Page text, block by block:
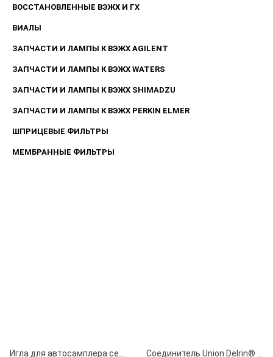
ВОССТАНОВЛЕННЫЕ ВЭЖХ И ГХ
ВИАЛЫ
ЗАПЧАСТИ И ЛАМПЫ К ВЭЖХ AGILENT
ЗАПЧАСТИ И ЛАМПЫ К ВЭЖХ WATERS
ЗАПЧАСТИ И ЛАМПЫ К ВЭЖХ SHIMADZU
ЗАПЧАСТИ И ЛАМПЫ К ВЭЖХ PERKIN ELMER
ШПРИЦЕВЫЕ ФИЛЬТРЫ
МЕМБРАННЫЕ ФИЛЬТРЫ